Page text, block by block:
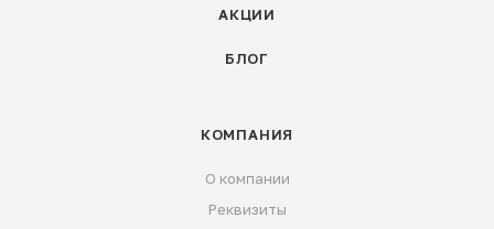
АКЦИИ
БЛОГ
КОМПАНИЯ
О компании
Реквизиты